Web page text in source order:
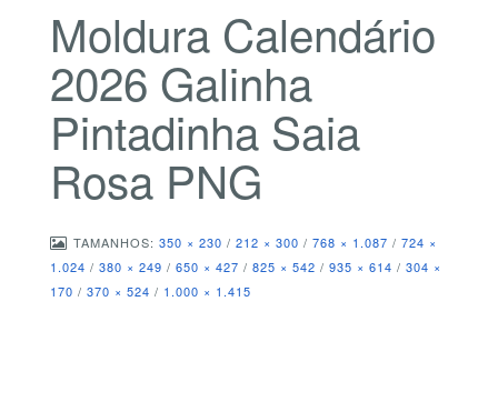
Moldura Calendário
2026 Galinha
Pintadinha Saia
Rosa PNG
TAMANHOS: 350 × 230 / 212 × 300 / 768 × 1.087 / 724 ×
1.024 / 380 × 249 / 650 × 427 / 825 × 542 / 935 × 614 / 304 ×
170 / 370 × 524 / 1.000 × 1.415